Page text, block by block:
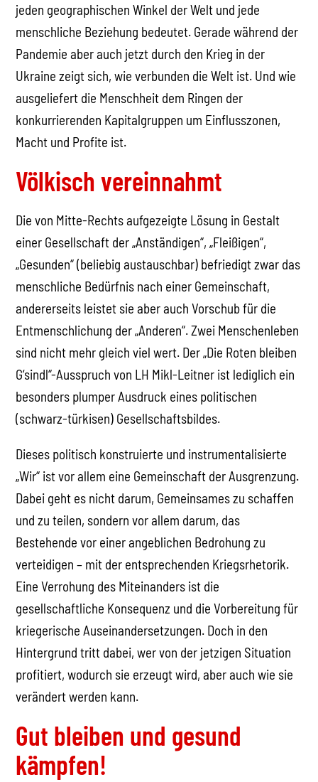
jeden geographischen Winkel der Welt und jede
menschliche Beziehung bedeutet. Gerade während der
Pandemie aber auch jetzt durch den Krieg in der
Ukraine zeigt sich, wie verbunden die Welt ist. Und wie
ausgeliefert die Menschheit dem Ringen der
konkurrierenden Kapitalgruppen um Einflusszonen,
Macht und Profite ist.
Völkisch vereinnahmt
Die von Mitte-Rechts aufgezeigte Lösung in Gestalt
einer Gesellschaft der „Anständigen“, „Fleißigen“,
„Gesunden“ (beliebig austauschbar) befriedigt zwar das
menschliche Bedürfnis nach einer Gemeinschaft,
andererseits leistet sie aber auch Vorschub für die
Entmenschlichung der „Anderen“. Zwei Menschenleben
sind nicht mehr gleich viel wert. Der „Die Roten bleiben
G‘sindl“-Ausspruch von LH Mikl-Leitner ist lediglich ein
besonders plumper Ausdruck eines politischen
(schwarz-türkisen) Gesellschaftsbildes.
Dieses politisch konstruierte und instrumentalisierte
„Wir“ ist vor allem eine Gemeinschaft der Ausgrenzung.
Dabei geht es nicht darum, Gemeinsames zu schaffen
und zu teilen, sondern vor allem darum, das
Bestehende vor einer angeblichen Bedrohung zu
verteidigen – mit der entsprechenden Kriegsrhetorik.
Eine Verrohung des Miteinanders ist die
gesellschaftliche Konsequenz und die Vorbereitung für
kriegerische Auseinandersetzungen. Doch in den
Hintergrund tritt dabei, wer von der jetzigen Situation
profitiert, wodurch sie erzeugt wird, aber auch wie sie
verändert werden kann.
Gut bleiben und gesund
kämpfen!